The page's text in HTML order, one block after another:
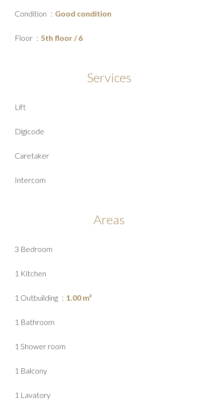
Condition Good condition
Floor 5th floor / 6
Services
Lift
Digicode
Caretaker
Intercom
Areas
3 Bedroom
1 Kitchen
1 Outbuilding 1.00 m²
1 Bathroom
1 Shower room
1 Balcony
1 Lavatory